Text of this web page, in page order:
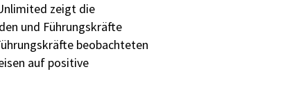
zeigt die
und Führungskräfte
beobachteten
auf positive